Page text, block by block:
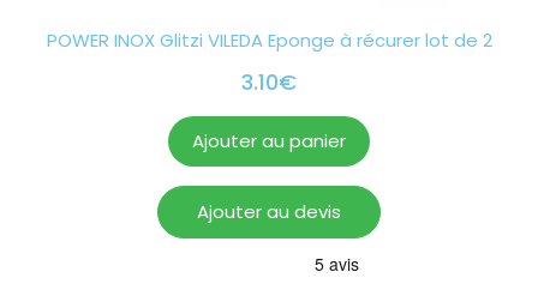
POWER INOX Glitzi VILEDA Eponge à récurer lot de 2
3.10€
Ajouter au panier
Ajouter au devis